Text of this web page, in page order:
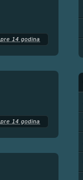
pre 14 godina
pre 14 godina